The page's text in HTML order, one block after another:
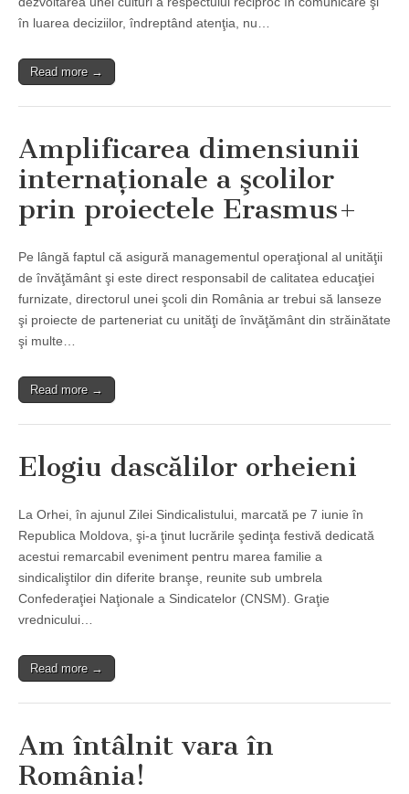
în luarea deciziilor, îndreptând atenţia, nu…
Read more →
Amplificarea dimensiunii
internaţionale a şcolilor
prin proiectele Erasmus+
Pe lângă faptul că asigură managementul operaţional al unităţii
de învăţământ şi este direct responsabil de calitatea educaţiei
furnizate, directorul unei şcoli din România ar trebui să lanseze
şi proiecte de parteneriat cu unităţi de învăţământ din străinătate
şi multe…
Read more →
Elogiu dascălilor orheieni
La Orhei, în ajunul Zilei Sindicalistului, marcată pe 7 iunie în
Republica Moldova, şi-a ţinut lucrările şedinţa festivă dedicată
acestui remarcabil eveniment pentru marea familie a
sindicaliştilor din diferite branşe, reunite sub umbrela
Confederaţiei Naţionale a Sindicatelor (CNSM). Graţie
vrednicului…
Read more →
Am întâlnit vara în
România!